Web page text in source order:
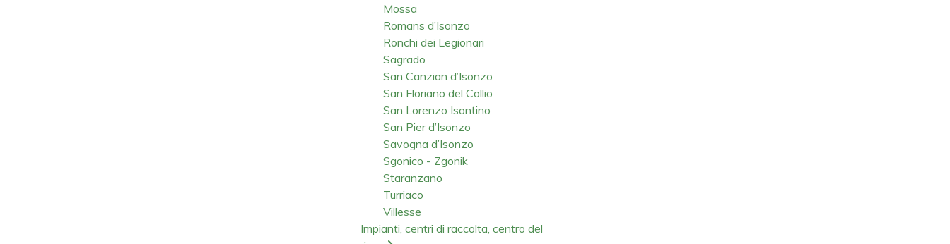
Mossa
Romans d’Isonzo
Ronchi dei Legionari
Sagrado
San Canzian d’Isonzo
San Floriano del Collio
San Lorenzo Isontino
San Pier d’Isonzo
Savogna d’Isonzo
Sgonico - Zgonik
Staranzano
Turriaco
Villesse
Impianti, centri di raccolta, centro del